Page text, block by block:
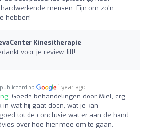
mensen. Fijn om zo'n
hebben!
Kinesitherapie
voor je review Jill!
op 1 year ago
Goede behandelingen door Miel, erg
in wat hij gaat doen, wat je kan
tot de conclusie wat er aan de hand
over hoe hier mee om te gaan.